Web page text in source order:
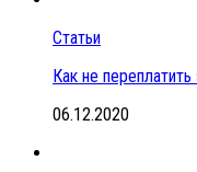
Статьи
Как не
06.12.2020